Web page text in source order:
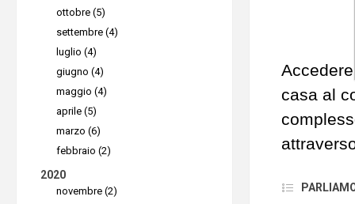
hanno
critiche
tempo
sistemi
aziendali.
Questa
le
grande
consente
casa al
ottobre (5)
settembre (4)
luglio (4)
giugno (4)
maggio (4)
aprile (5)
marzo (6)
febbraio (2)
2020
novembre (2)